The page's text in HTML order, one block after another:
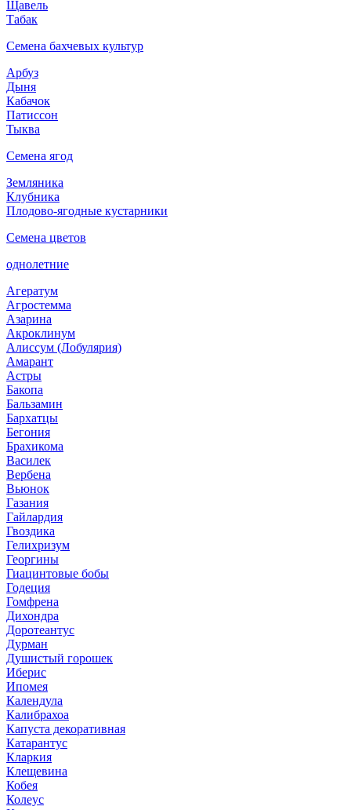
Щавель
Табак
Семена бахчевых культур
Арбуз
Дыня
Кабачок
Патиссон
Тыква
Семена ягод
Земляника
Клубника
Плодово-ягодные кустарники
Семена цветов
однолетние
Агератум
Агростемма
Азарина
Акроклинум
Алиссум (Лобулярия)
Амарант
Астры
Бакопа
Бальзамин
Бархатцы
Бегония
Брахикома
Василек
Вербена
Вьюнок
Газания
Гайлардия
Гвоздика
Гелихризум
Георгины
Гиацинтовые бобы
Годеция
Гомфрена
Дихондра
Доротеантус
Дурман
Душистый горошек
Иберис
Ипомея
Календула
Калибрахоа
Капуста декоративная
Катарантус
Кларкия
Клещевина
Кобея
Колеус